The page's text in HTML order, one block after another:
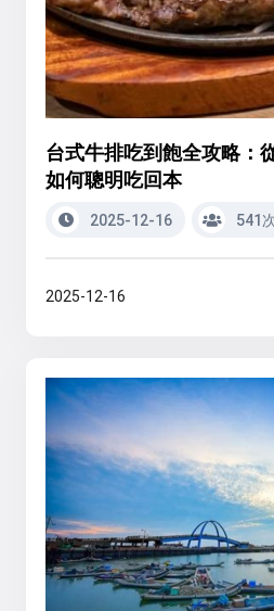
台式牛排吃到飽全攻略：
如何聰明吃回本
2025-12-16 541
2025-12-16